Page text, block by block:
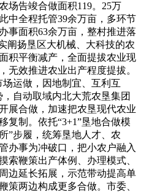
场告竣合做面积119。25万
中全程托管39余万亩，多环节
事面积63余万亩，整村推进落
阐扬垦区大机械、大科技的农
积平衡减产，全面提拔农业现
无效推进农业出产程度提拔。
运做，因地制宜、互利互
自动取域内北大荒农垦集团
展合做，加速把农垦现代农业
复制。依托“3+1”垦地合做模
”步履，统筹垦地人才、农
办事为冲破口，把小农户融入
索鞭策出产体例、办理模式、
边延长拓展，示范带动提高单
策两边构成更多合做。市委、